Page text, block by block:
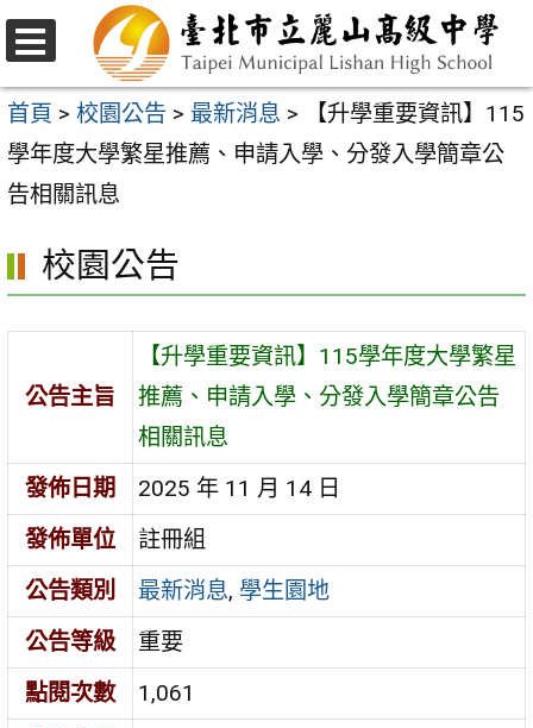
跳
至
主
要
內
區
選
單
首頁 > 校園公告 > 最新消息 >
【升學重要資訊】115
學年度大學繁星推薦、申請入學、分發入學簡章公
告相關訊息
校園公告
公告主旨
【升學重要資訊】115學年度大學繁星
推薦、申請入學、分發入學簡章公告
相關訊息
發佈日期
2025 年 11 月 14 日
發佈單位
註冊組
公告類別
最新消息, 學生園地
公告等級
重要
點閱次數
1,061